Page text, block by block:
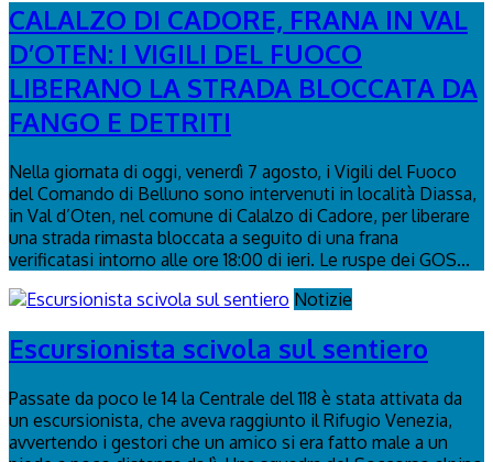
CALALZO DI CADORE, FRANA IN VAL
D’OTEN: I VIGILI DEL FUOCO
LIBERANO LA STRADA BLOCCATA DA
FANGO E DETRITI
Nella giornata di oggi, venerdì 7 agosto, i Vigili del Fuoco
del Comando di Belluno sono intervenuti in località Diassa,
in Val d’Oten, nel comune di Calalzo di Cadore, per liberare
una strada rimasta bloccata a seguito di una frana
verificatasi intorno alle ore 18:00 di ieri. Le ruspe dei GOS...
Notizie
Escursionista scivola sul sentiero
Passate da poco le 14 la Centrale del 118 è stata attivata da
un escursionista, che aveva raggiunto il Rifugio Venezia,
avvertendo i gestori che un amico si era fatto male a un